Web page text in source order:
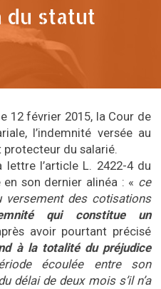
du statut
12 février 2015, la Cour de
l’indemnité versée au
du salarié.
l’article L. 2422-4 du
son dernier alinéa : « ce
versement des cotisations
qui constitue un
avoir pourtant précisé
à la totalité du préjudice
écoulée entre son
délai de deux mois s’il n’a